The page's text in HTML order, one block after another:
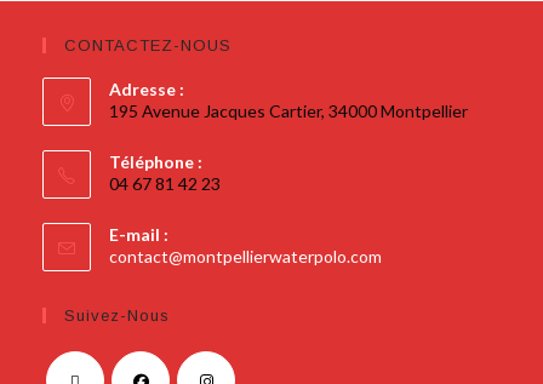
CONTACTEZ-NOUS
Adresse :
195 Avenue Jacques Cartier, 34000 Montpellier
Téléphone :
04 67 81 42 23
E-mail :
contact@montpellierwaterpolo.com
Suivez-Nous